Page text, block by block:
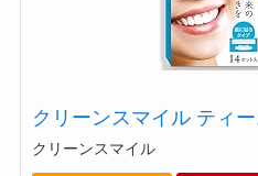
クリーンスマイル ティ
クリーンスマイル